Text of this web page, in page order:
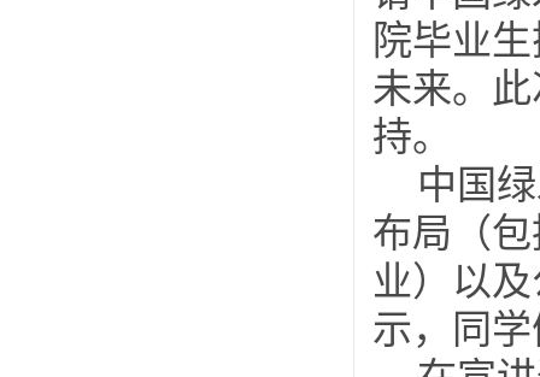
院毕业
未来。
持。
中国
布局（
业‌）以
示，同